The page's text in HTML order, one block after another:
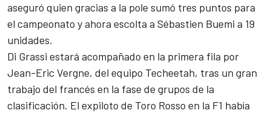
aseguró quien gracias a la pole sumó tres puntos para
el campeonato y ahora escolta a Sébastien Buemi a 19
unidades.
Di Grassi estará acompañado en la primera fila por
Jean-Eric Vergne, del equipo Techeetah, tras un gran
trabajo del francés en la fase de grupos de la
clasificación. El expiloto de Toro Rosso en la F1 había